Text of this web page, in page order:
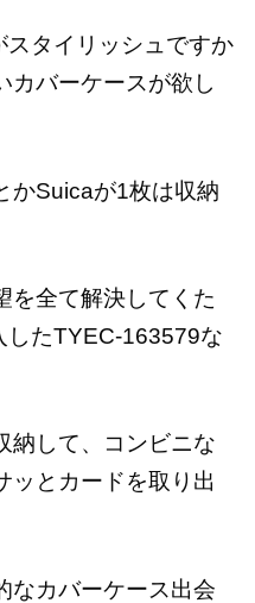
タイリッシュですか
カバーケースが欲し
かSuicaが1枚は収納
を全て解決してくた
たTYEC-163579な
納して、コンビニな
ッとカードを取り出
なカバーケース出会